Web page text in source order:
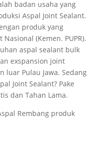
badan usaha yang
Aspal Joint Sealant.
produk yang
(Kemen. PUPR).
aspal sealant bulk
exspansion joint
luar Pulau Jawa. Sedang
Joint Sealant? Pake
dan Tahan Lama.
Rembang produk